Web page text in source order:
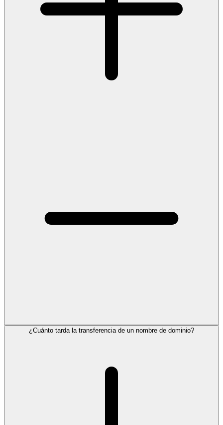
¿Cuánto tarda la transferencia de un nombre de dominio?